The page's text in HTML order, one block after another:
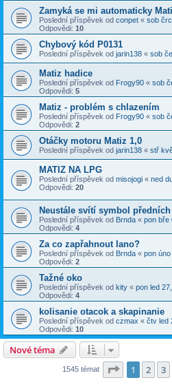
Zamyká se mi automaticky
Poslední příspěvek od conpet « sob
Odpovědi: 10
Chybový kód P0131
Poslední příspěvek od jarin138 « sob
Matiz hadice
Poslední příspěvek od Frogy90 « sob
Odpovědi: 5
Matiz - problém s chlazením
Poslední příspěvek od Frogy90 « sob
Odpovědi: 2
Otáčky motoru Matiz 1,0
Poslední příspěvek od jarin138 « stř
MATIZ NA LPG
Poslední příspěvek od misojogi « ned
Odpovědi: 20
Neustále svítí symbol
Poslední příspěvek od Brnda « pon bře
Odpovědi: 4
Za co zapřahnout lano?
Poslední příspěvek od Brnda « pon
Odpovědi: 2
Tažné oko
Poslední příspěvek od kity « pon led
Odpovědi: 4
kolisanie otacok a skapinanie
Poslední příspěvek od czmax « čtv led
Odpovědi: 10
Nové téma
1545 témat Stránka z
1 2 3